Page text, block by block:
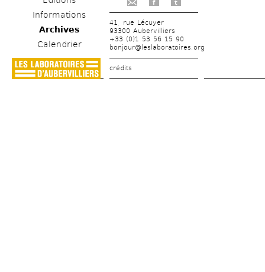
Informations
Archives
Calendrier
f t
41, rue Lécuyer
93300 Aubervilliers
+33 (0)1 53 56 15 90
bonjour@leslaboratoires.org
crédits